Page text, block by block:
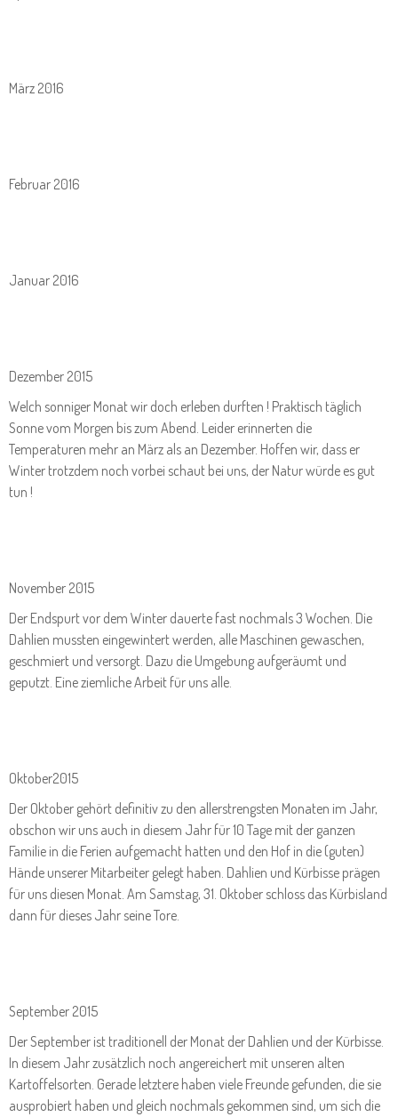
März 2016
Februar 2016
Januar 2016
Dezember 2015
Welch sonniger Monat wir doch erleben durften ! Praktisch täglich
Sonne vom Morgen bis zum Abend. Leider erinnerten die
Temperaturen mehr an März als an Dezember. Hoffen wir, dass er
Winter trotzdem noch vorbei schaut bei uns, der Natur würde es gut
tun !
November 2015
Der Endspurt vor dem Winter dauerte fast nochmals 3 Wochen. Die
Dahlien mussten eingewintert werden, alle Maschinen gewaschen,
geschmiert und versorgt. Dazu die Umgebung aufgeräumt und
geputzt. Eine ziemliche Arbeit für uns alle.
Oktober2015
Der Oktober gehört definitiv zu den allerstrengsten Monaten im Jahr,
obschon wir uns auch in diesem Jahr für 10 Tage mit der ganzen
Familie in die Ferien aufgemacht hatten und den Hof in die (guten)
Hände unserer Mitarbeiter gelegt haben. Dahlien und Kürbisse prägen
für uns diesen Monat. Am Samstag, 31. Oktober schloss das Kürbisland
dann für dieses Jahr seine Tore.
September 2015
Der September ist traditionell der Monat der Dahlien und der Kürbisse.
In diesem Jahr zusätzlich noch angereichert mit unseren alten
Kartoffelsorten. Gerade letztere haben viele Freunde gefunden, die sie
ausprobiert haben und gleich nochmals gekommen sind, um sich die